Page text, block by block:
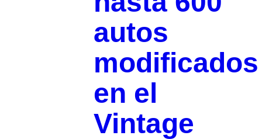
autos
modificados
en el
Vintage